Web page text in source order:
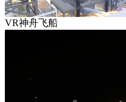
VR神舟飞船